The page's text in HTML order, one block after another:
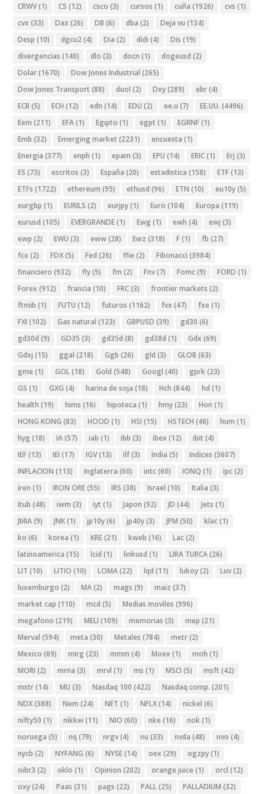
CRWV(1) CS (12) csco (3) cursos (1) cuña (1926) cvs (1)
cvx (33) Dax (26) DB (6) dba (2) Deja vu (134)
Desp (10) dgcu2(4) Dia (2) didi (4) Dis (19)
divergencias (140) dlo (3) docn (1) dogeusd (2)
Dolar(1670) Dow Jones Industrial (265)
Dow Jones Transport (88) duol (2) Dxy(289) ebr(4)
ECB (5) ECH (12) edn (14) EDU (2) ee.u (7) EE.UU. (4496)
Eem (211) EFA(1) Egipto (1) egpt (1) EGRNF(1)
Emb (32) Emerging market (2231) encuesta (1)
Energia (377) enph (1) epam (3) EPU (14) ERIC(1) Erj (3)
ES (73) escritos (3) España (20) estadistica (158) ETF(13)
ETFs (1722) ethereum (95) ethusd (96) ETN (10) eu10y(5)
eurgbp (1) EURILS (2) eurjpy(1) Euro (104) Europa (119)
eurusd (105) EVERGRANDE(1) Ewg (1) ewh (4) ewj (3)
ewp (2) EWU (3) eww(28) Ewz (318) F(1) fb (27)
fcx (2) FDX(5) Fed (26) ffie (2) Fibonacci (3984)
financiero (932) fly(5) fm (2) Fnv(7) Fomc(9) FORD (1)
Forex (912) francia (10) FRC(3) frontier markets (2)
ftmib (1) FUTU (12) futuros (1162) fvx (47) fxe (1)
FXI (102) Gas natural (123) GBPUSD (39) gd30 (6)
gd30d (9) GD35 (3) gd35d (8) gd38d (1) Gdx (69)
Gdxj (15) ggal (218) Ggb (26) gld (3) GLOB (63)
gme (1) GOL(18) Gold (548) Googl (40) gprk(23)
GS (1) GXG (4) harina de soja (18) Hch (844) hd (1)
health (19) hims (16) hipoteca (1) hmy(23) Hon (1)
HONG KONG (83) HOOD (1) HSI (15) HSTECH (46) hum (1)
hyg (18) IA(57) iab (1) ibb (3) ibex (12) ibit (4)
IEF(13) IEI (17) IGV(13) ilf(3) India (5) Indices (3607)
INFLACION (113) Inglaterra (60) intc(60) IONQ (1) ipc(2)
iren (1) IRON ORE(55) IRS (38) Israel (10) Italia (3)
Itub (48) iwm (3) iyt (1) Japon (92) JD (44) Jets (1)
JMIA(9) JNK(1) jp10y(6) jp40y(3) JPM (50) klac(1)
ko (6) korea (1) KRE(21) kweb (16) Lac(2)
latinoamerica (15) lcid (1) linkusd (1) LIRA TURCA(26)
LIT (10) LITIO (10) LOMA(22) lqd (11) lukoy(2) Luv(2)
luxemburgo (2) MA(2) mags (9) maiz (37)
market cap (110) mcd (5) Medias moviles (996)
megafono (219) MELI (109) memorias (3) mep (21)
Merval (594) meta (30) Metales (784) metr(2)
Mexico (69) mirg (23) mmm (4) Moex (1) moh (1)
MORI (2) mrna (3) mrvl (1) ms (1) MSCI (5) msft (42)
mstr(14) MU (3) Nasdaq 100 (422) Nasdaq comp. (201)
NDX(388) Nem (24) NET (1) NFLX(14) nickel (6)
nifty50 (1) nikkei (11) NIO (60) nke (16) nok(1)
noruega (5) nq (79) nrgv(4) nu (33) nvda (48) nvo (4)
nycb (2) NYFANG (6) NYSE(14) oex (29) ogzpy(1)
oibr3 (2) oklo (1) Opinion (202) orange juice (1) orcl (12)
oxy(24) Paas (31) pags (22) PALL(25) PALLADIUM (32)